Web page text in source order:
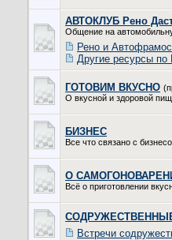
АВТОКЛУБ Рено
Общение на
Рено и Автофрамос
Другие ресурсы по
ГОТОВИМ ВКУСНО
О вкусной и здоровой
БИЗНЕС
Все что связано с
О
Всё о приготовлении
Встречи